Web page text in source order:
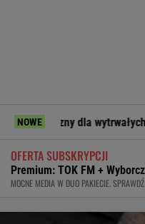
NOWE Kto dotrze
OFERTA SUBSKRYPCJI
Premium: TOK FM +
MOCNE MEDIA W DUO PAKIECIE. SPRAWDŹ